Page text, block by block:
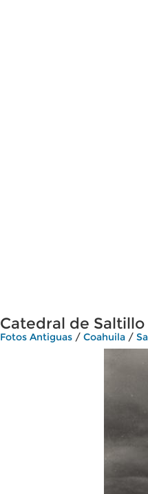
Catedral de Saltillo
Fotos Antiguas / Coahuila /